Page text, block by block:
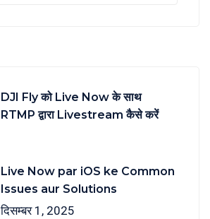
DJI Fly को Live Now के साथ
RTMP द्वारा Livestream कैसे करें
Live Now par iOS ke Common
Issues aur Solutions
दिसम्बर 1, 2025